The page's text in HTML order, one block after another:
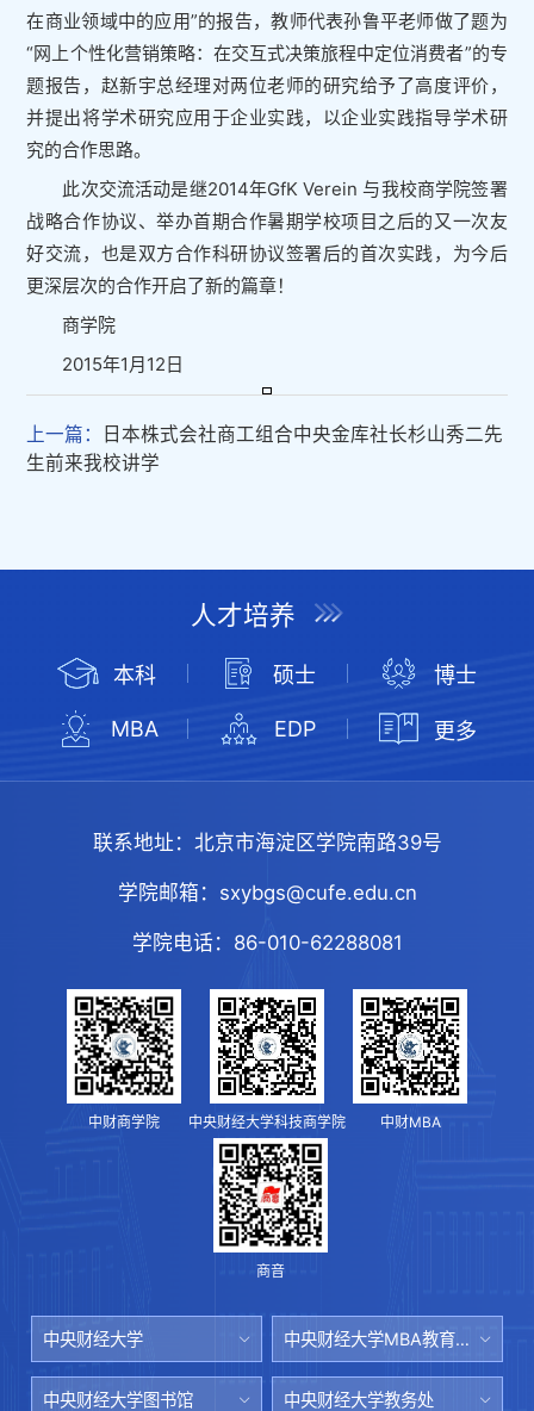
在商业领域中的应用”的报告，教师代表孙鲁平老师做了题为
“网上个性化营销策略：在交互式决策旅程中定位消费者”的专
题报告，赵新宇总经理对两位老师的研究给予了高度评价，
并提出将学术研究应用于企业实践，以企业实践指导学术研
究的合作思路。
此次交流活动是继2014年GfK Verein 与我校商学院签署
战略合作协议、举办首期合作暑期学校项目之后的又一次友
好交流，也是双方合作科研协议签署后的首次实践，为今后
更深层次的合作开启了新的篇章！
商学院
2015年1月12日
上一篇：
日本株式会社商工组合中央金库社长杉山秀二先
生前来我校讲学
人才培养
本科 硕士 博士
MBA EDP 更多
联系地址： 北京市海淀区学院南路39号
学院邮箱： sxybgs@cufe.edu.cn
学院电话： 86-010-62288081
中财商学院 中央财经大学科技商学院 中财MBA
商音
中央财经大学 中央财经大学MBA教育中心
中央财经大学图书馆 中央财经大学教务处